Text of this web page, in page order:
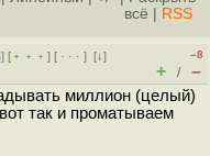
всё
RSS
] [ ﹢﹢﹢] [ · · ·][↓]
–8
+ / –
миллион (целый)
так и проматываем